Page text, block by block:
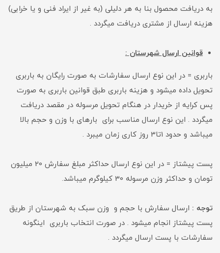
به دریافت محصول بنا به هر دلیلی (به غیر از ایراد فنی و یا خرابی)
هزینه ارسال از مشتری دریافت میگردد .
قوانین ارسال شهرستان :
باربری = در این نوع ارسال سفارشات به صورت رایگان به باربری
تحویل داده میشود و هزینه باربری طبق قوانین باربری به صورت
پس کرایه از خریدار در هنگام تحویل مرسوله در مقصد دریافت
میگردد . این نوع ارسال مناسب برای بارهای با وزن و حجم بالا
میباشد و حدود 1تا3 روز کاری زمان میبرد .
پست پیشتاز = در این نوع ارسال حداکثر مبلغ سفارش 20 میلیون
تومان و حداکثر وزن مرسوله 30 کیلوگرم میباشد.
توجه : ارسال سفارش با حجم و وزن سبک به شهرستان از طریق
پست پیشتاز انجام میشود . در صورت انتخاب باربری اینگونه
سفارشات با پست ارسال میگردد .